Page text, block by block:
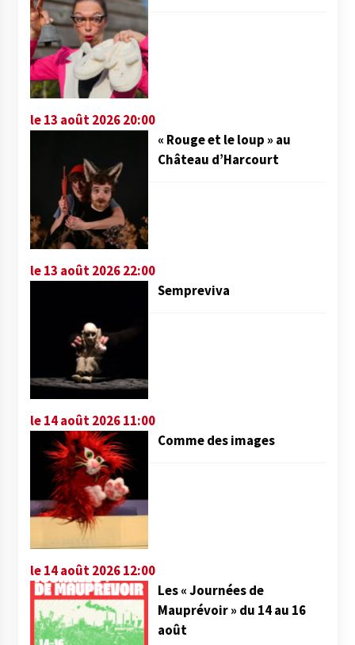
le 13 août 2026 20:00
« Rouge et le loup » au
Château d’Harcourt
le 13 août 2026 22:00
Sempreviva
le 14 août 2026 11:00
Comme des images
le 14 août 2026 12:00
Les « Journées de
Mauprévoir » du 14 au 16
août